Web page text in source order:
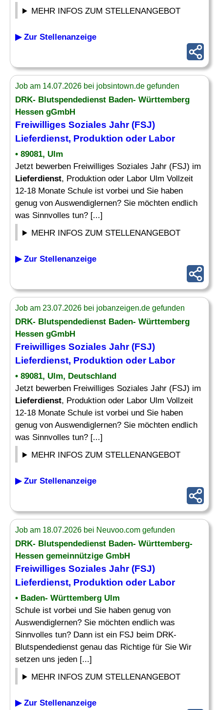
MEHR INFOS ZUM STELLENANGEBOT
▶ Zur Stellenanzeige
Job am 14.07.2026 bei jobsintown.de gefunden
DRK- Blutspendedienst Baden- Württemberg
Hessen gGmbH
Freiwilliges Soziales Jahr (FSJ)
Lieferdienst, Produktion oder Labor
• 89081, Ulm
Jetzt bewerben Freiwilliges Soziales Jahr (FSJ) im
Lieferdienst, Produktion oder Labor Ulm Vollzeit
12-18 Monate Schule ist vorbei und Sie haben
genug von Auswendiglernen? Sie möchten endlich
was Sinnvolles tun? [...]
MEHR INFOS ZUM STELLENANGEBOT
▶ Zur Stellenanzeige
Job am 23.07.2026 bei jobanzeigen.de gefunden
DRK- Blutspendedienst Baden- Württemberg
Hessen gGmbH
Freiwilliges Soziales Jahr (FSJ)
Lieferdienst, Produktion oder Labor
• 89081, Ulm, Deutschland
Jetzt bewerben Freiwilliges Soziales Jahr (FSJ) im
Lieferdienst, Produktion oder Labor Ulm Vollzeit
12-18 Monate Schule ist vorbei und Sie haben
genug von Auswendiglernen? Sie möchten endlich
was Sinnvolles tun? [...]
MEHR INFOS ZUM STELLENANGEBOT
▶ Zur Stellenanzeige
Job am 18.07.2026 bei Neuvoo.com gefunden
DRK- Blutspendedienst Baden- Württemberg-
Hessen gemeinnützige GmbH
Freiwilliges Soziales Jahr (FSJ)
Lieferdienst, Produktion oder Labor
• Baden- Württemberg Ulm
Schule ist vorbei und Sie haben genug von
Auswendiglernen? Sie möchten endlich was
Sinnvolles tun? Dann ist ein FSJ beim DRK-
Blutspendedienst genau das Richtige für Sie Wir
setzen uns jeden [...]
MEHR INFOS ZUM STELLENANGEBOT
▶ Zur Stellenanzeige